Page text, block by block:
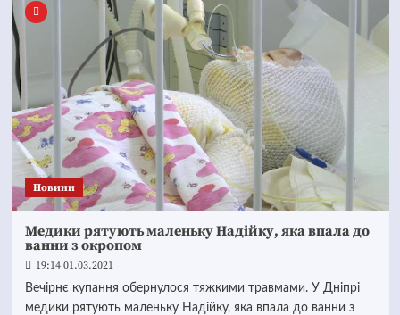
Новини
Медики рятують маленьку Надійку, яка впала до
ванни з окропом
19:14 01.03.2021
Вечірнє купання обернулося тяжкими травмами. У Дніпрі
медики рятують маленьку Надійку, яка впала до ванни з